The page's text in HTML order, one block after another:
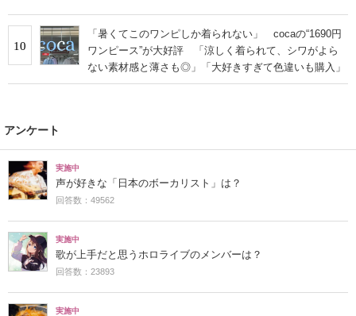
10
「暑くてこのワンピしか着られない」 cocaの“1690円
ワンピース”が大好評 「涼しく着られて、シワがよら
ない素材感と薄さも◎」「大好きすぎて色違いも購入」
アンケート
実施中
声が好きな「日本のボーカリスト」は？
回答数：49562
実施中
歌が上手だと思うホロライブのメンバーは？
回答数：23893
実施中